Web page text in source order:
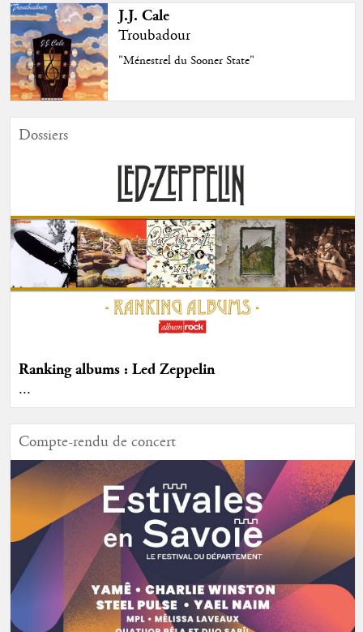
J.J. Cale
Troubadour
"Ménestrel du Sooner State"
Dossiers
Ranking albums : Led Zeppelin
...
Compte-rendu de concert